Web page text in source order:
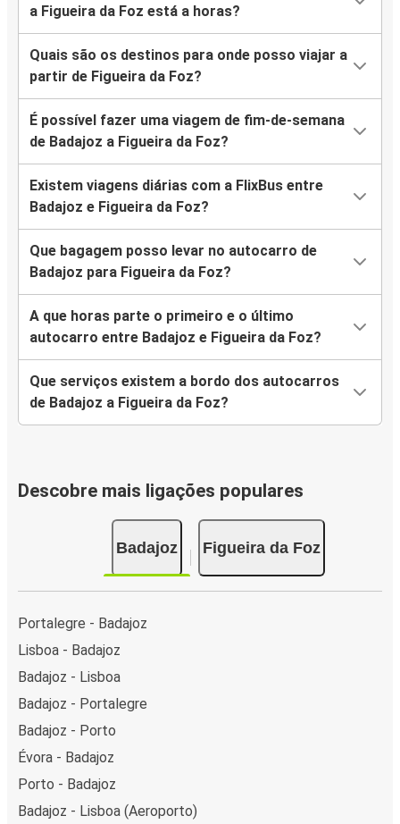
a Figueira da Foz está a horas?
Quais são os destinos para onde posso viajar a
partir de Figueira da Foz?
É possível fazer uma viagem de fim-de-semana
de Badajoz a Figueira da Foz?
Existem viagens diárias com a FlixBus entre
Badajoz e Figueira da Foz?
Que bagagem posso levar no autocarro de
Badajoz para Figueira da Foz?
A que horas parte o primeiro e o último
autocarro entre Badajoz e Figueira da Foz?
Que serviços existem a bordo dos autocarros
de Badajoz a Figueira da Foz?
Descobre mais ligações populares
Badajoz Figueira da Foz
Portalegre - Badajoz
Lisboa - Badajoz
Badajoz - Lisboa
Badajoz - Portalegre
Badajoz - Porto
Évora - Badajoz
Porto - Badajoz
Badajoz - Lisboa (Aeroporto)